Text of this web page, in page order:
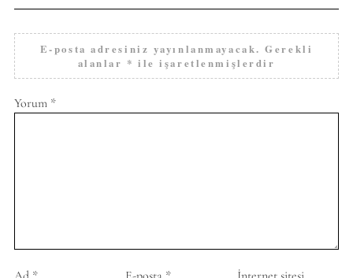
E-posta adresiniz yayınlanmayacak. Gerekli
alanlar * ile işaretlenmişlerdir
Yorum *